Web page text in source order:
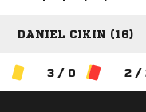
DANIEL CIKIN (16)
3 / 0 2 /